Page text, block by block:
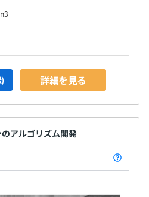
詳細を見る
アルゴリズム開発